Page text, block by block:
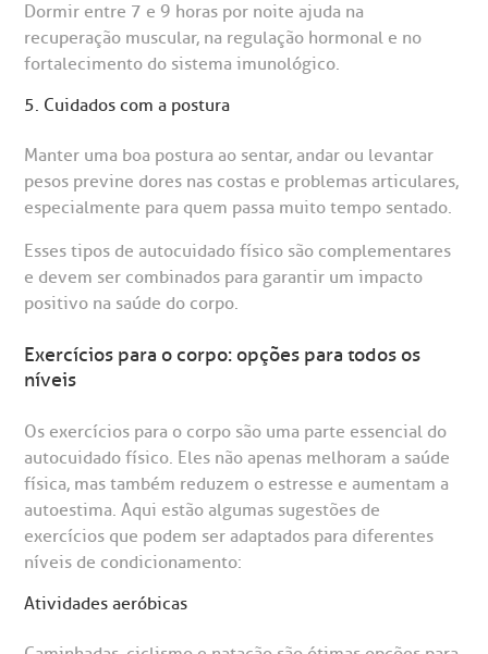
Endereço:
R. Colômbia, 332
CEP: 01438-000 | Jardim Paulista
e perdidos
Dormir entre 7 e 9 horas por noite ajuda na
recuperação muscular, na regulação hormonal e no
fortalecimento do sistema imunológico.
5. Cuidados com a postura
Manter uma boa postura ao sentar, andar ou levantar
pesos previne dores nas costas e problemas articulares,
especialmente para quem passa muito tempo sentado.
Esses tipos de autocuidado físico são complementares
e devem ser combinados para garantir um impacto
positivo na saúde do corpo.
Exercícios para o corpo: opções para todos os
níveis
Os exercícios para o corpo são uma parte essencial do
autocuidado físico. Eles não apenas melhoram a saúde
física, mas também reduzem o estresse e aumentam a
autoestima. Aqui estão algumas sugestões de
exercícios que podem ser adaptados para diferentes
níveis de condicionamento:
Atividades aeróbicas